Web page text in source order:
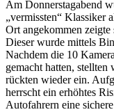
Am Donnerstagabend
„vermissten“ Klassiker
Ort angekommen
Dieser wurde mittels
Nachdem die 10
gemacht hatten,
rückten wieder ein.
herrscht ein erhöhtes
Autofahrern eine